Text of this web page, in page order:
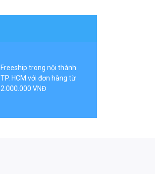
Freeship trong nội thành
TP. HCM với đơn hàng từ
2.000.000 VNĐ